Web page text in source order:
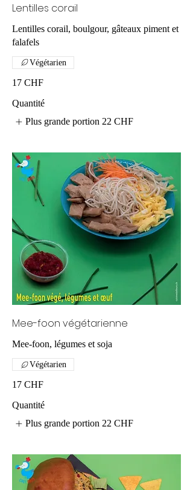
Lentilles corail
Lentilles corail, boulgour, gâteaux piment et
falafels
17 CHF
Végétarien
Quantité
Plus grande portion 22 CHF
Mee-foon végétarienne
17 CHF
Végétarien
Quantité
Plus grande portion 22 CHF